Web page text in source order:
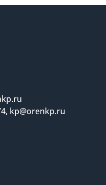
kp@orenkp.ru